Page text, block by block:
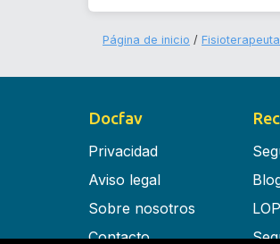
Página de inicio
Docfav
Privacidad
Aviso legal
Sobre nosotros
Contacto